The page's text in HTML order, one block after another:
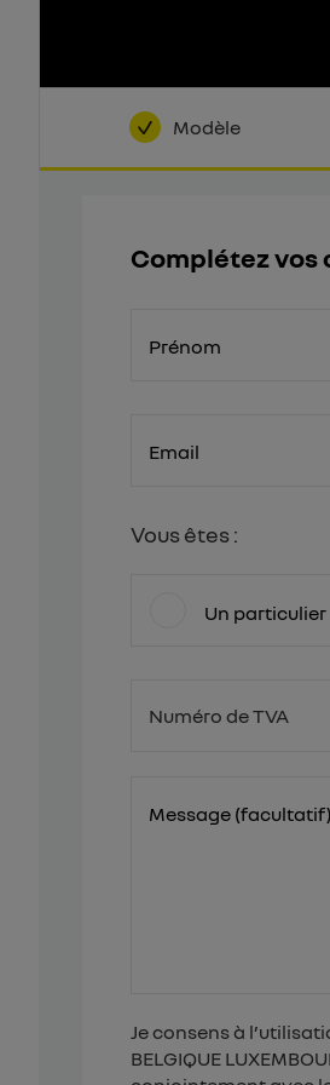
Modèle
Complétez vos
Prénom
Email
Vous êtes :
Un particulier
Numéro de TVA
BE
Message (facultatif)
Je consens à
BELGIQUE